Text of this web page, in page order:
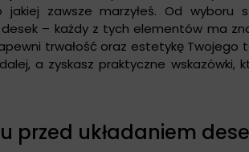
zawsze marzyłeś. Od wyboru
– każdy z tych elementów ma
trwałość oraz estetykę
a zyskasz praktyczne wskazówki,
układaniem